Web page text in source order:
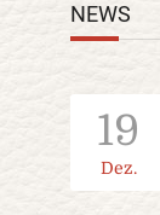
NEWS
19
Dez.